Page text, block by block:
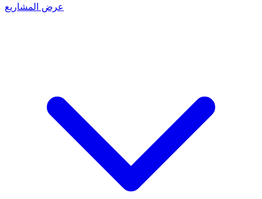
عرض المشاريع